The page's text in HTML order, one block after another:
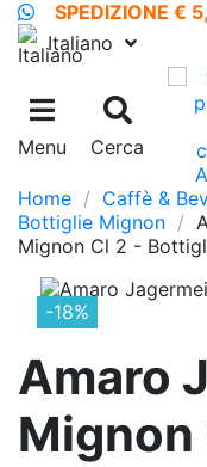
SPEDIZIONE €
Italiano
Menu Cerca
Home Caffè &
Bottiglie Mignon
Mignon Cl 2 -
-18%
Amaro
Mignon